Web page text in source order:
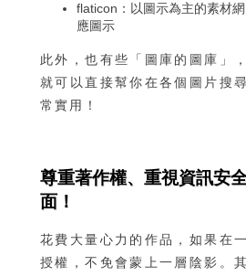
flaticon：以圖示為主的素材
應圖示
此外，也有些「 圖庫的圖庫 」
就可以直接幫你在各個圖片搜
常實用！
尊重著作權、重視資訊安
面！
花費大量心力的作品，如果在
授權，不免會蒙上一層陰影。